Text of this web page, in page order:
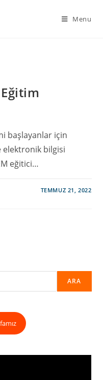
Menu
başlayanlar için
elektronik bilgisi
eğitici…
TEMMUZ 21, 2022
ARA